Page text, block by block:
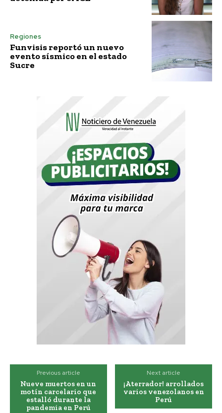
Regiones
Funvisis reportó un nuevo
evento sísmico en el estado
Sucre
Previous article
Nueve muertos en un
motín carcelario que
estalló durante la
pandemia en Perú
Next article
¡Aterrador! arrollados
varios venezolanos en
Perú